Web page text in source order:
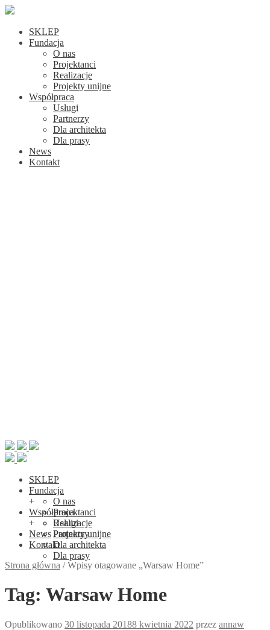
SKLEP
Fundacja
O nas
Projektanci
Realizacje
Projekty unijne
Współpraca
Usługi
Partnerzy
Dla architekta
Dla prasy
News
Kontakt
SKLEP
Fundacja
O nas
Projektanci
Realizacje
Projekty unijne
+
Współpraca
Usługi
Partnerzy
Dla architekta
Dla prasy
+
News
Kontakt
Strona główna /Wpisy otagowane „Warsaw Home”
Tag: Warsaw Home
Opublikowano 30 listopada 20188 kwietnia 2022 przez annaw